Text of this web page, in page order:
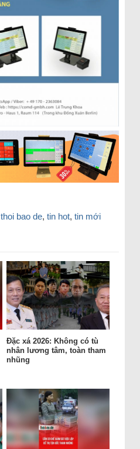
thoi bao de, tin hot, tin mới
Đặc xá 2026: Không có tù
nhân lương tâm, toàn tham
nhũng